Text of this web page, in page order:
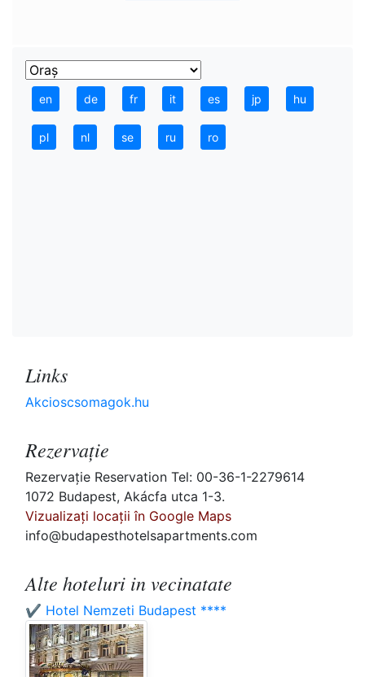
en de fr it es jp hu
pl nl se ru ro
Links
Akcioscsomagok.hu
Rezervaţie
Rezervaţie Reservation Tel: 00-36-1-2279614
1072 Budapest, Akácfa utca 1-3.
Vizualizați locații în Google Maps
info@budapesthotelsapartments.com
Alte hoteluri in vecinatate
✔️ Hotel Nemzeti Budapest ****